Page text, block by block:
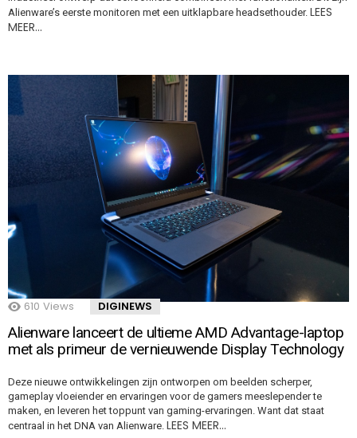
Alienware’s eerste monitoren met een uitklapbare headsethouder. LEES
MEER…
610 Views DIGINEWS
Alienware lanceert de ultieme AMD Advantage-laptop
met als primeur de vernieuwende Display Technology
Deze nieuwe ontwikkelingen zijn ontworpen om beelden scherper,
gameplay vloeiender en ervaringen voor de gamers meeslepender te
maken, en leveren het toppunt van gaming-ervaringen. Want dat staat
centraal in het DNA van Alienware. LEES MEER…